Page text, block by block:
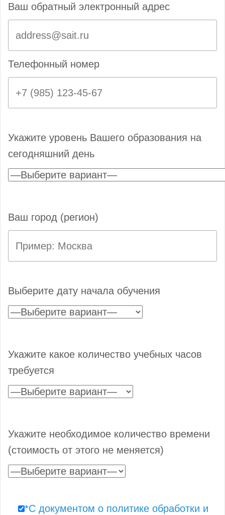
Ваш обратный электронный адрес
Телефонный номер
Укажите уровень Вашего образования на
сегодняшний день
Ваш город (регион)
Выберите дату начала обучения
Укажите какое количество учебных часов
требуется
Укажите необходимое количество времени
(стоимость от этого не меняется)
*С документом о политике обработки и